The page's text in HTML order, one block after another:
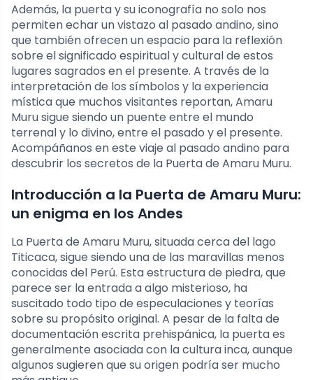
Además, la puerta y su iconografía no solo nos
permiten echar un vistazo al pasado andino, sino
que también ofrecen un espacio para la reflexión
sobre el significado espiritual y cultural de estos
lugares sagrados en el presente. A través de la
interpretación de los símbolos y la experiencia
mística que muchos visitantes reportan, Amaru
Muru sigue siendo un puente entre el mundo
terrenal y lo divino, entre el pasado y el presente.
Acompáñanos en este viaje al pasado andino para
descubrir los secretos de la Puerta de Amaru Muru.
Introducción a la Puerta de Amaru Muru:
un enigma en los Andes
La Puerta de Amaru Muru, situada cerca del lago
Titicaca, sigue siendo una de las maravillas menos
conocidas del Perú. Esta estructura de piedra, que
parece ser la entrada a algo misterioso, ha
suscitado todo tipo de especulaciones y teorías
sobre su propósito original. A pesar de la falta de
documentación escrita prehispánica, la puerta es
generalmente asociada con la cultura inca, aunque
algunos sugieren que su origen podría ser mucho